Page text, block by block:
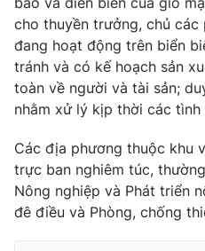
VTV Sức khoẻ
Thị trường 24h
VTV4
VTV9
cho thuyền trưởng, chủ
đang hoạt động trên biển
tránh và có kế hoạch sản
toàn về người và tài sản;
nhằm xử lý kịp thời các
Các địa phương thuộc khu
trực ban nghiêm túc,
Nông nghiệp và Phát triển
đê điều và Phòng, chống